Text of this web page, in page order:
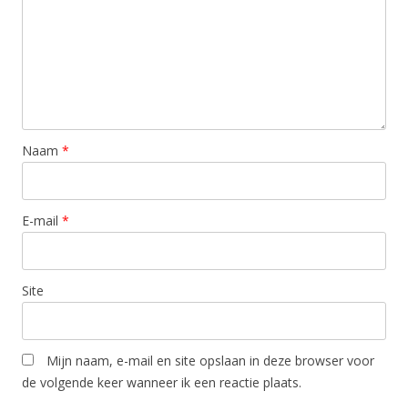
Naam *
E-mail *
Site
Mijn naam, e-mail en site opslaan in deze browser voor
de volgende keer wanneer ik een reactie plaats.